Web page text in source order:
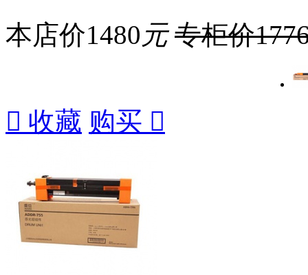
本店价1480 元 专柜价
 收藏 购买 